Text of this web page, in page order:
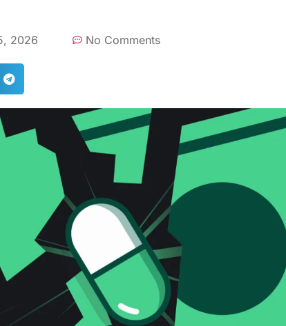
2026 No Comments